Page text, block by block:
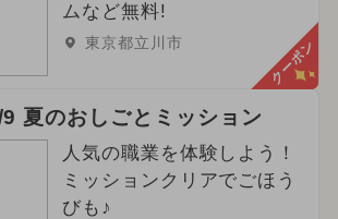
ムなど無料!
東京都立川市 クーポン
夏のおしごとミッション
人気の職業を体験しよう！
ミッションクリアでごほう
びも♪